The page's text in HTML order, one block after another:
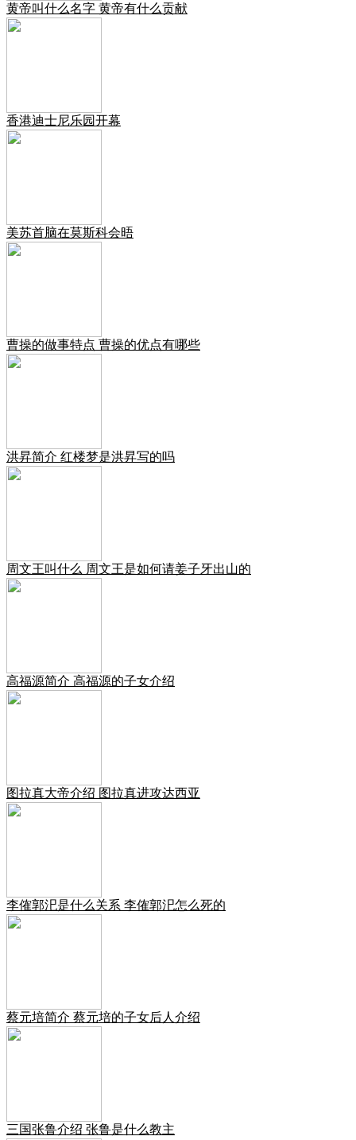
黄帝叫什么名字 黄帝有什么贡献
香港迪士尼乐园开幕
美苏首脑在莫斯科会晤
曹操的做事特点 曹操的优点有哪些
洪昇简介 红楼梦是洪昇写的吗
周文王叫什么 周文王是如何请姜子牙出山的
高福源简介 高福源的子女介绍
图拉真大帝介绍 图拉真进攻达西亚
李傕郭汜是什么关系 李傕郭汜怎么死的
蔡元培简介 蔡元培的子女后人介绍
三国张鲁介绍 张鲁是什么教主